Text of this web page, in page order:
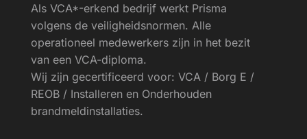
Als VCA*-erkend bedrijf werkt Prisma
volgens de veiligheids­normen. Alle
operationeel medewerkers zijn in het bezit
van een VCA-diploma.
Wij zijn gecertificeerd voor: VCA / Borg E /
REOB / Installeren en Onderhouden
brandmeldinstallaties.